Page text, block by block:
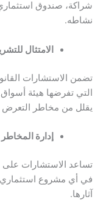
شراكة، صندوق
نشاطه.
الامتثال
تضمن الاستشارات
التي تفرضها هيئة
يقلل من مخاطر التعرض
إدارة المخاطر
تساعد الاستشارات على
في أي مشروع استثماري
آثارها.